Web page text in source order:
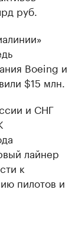
руб.
Boeing и
$15 млн.
и СНГ
лайнер
к
пилотов и